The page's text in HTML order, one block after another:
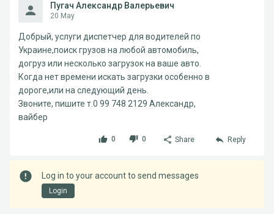
Пугач Александр Валерьевич
20 May
Добрый, услуги диспетчер для водителей по
Украине,поиск грузов на любой автомобиль,
догруз или несколько загрузок на ваше авто.
Когда нет времени искать загрузки особенно в
дороге,или на следующий день.
Звоните, пишите т.0 99 748 2129 Александр,
вайбер
0 0 Share Reply
Log in to your account to send messages
Login